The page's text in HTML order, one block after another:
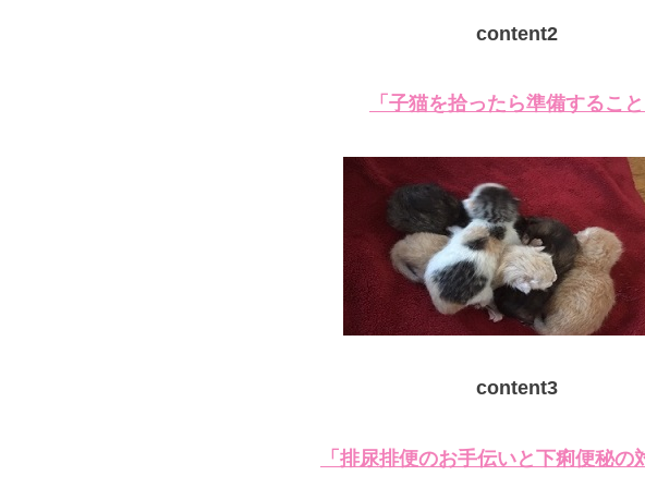
content2
「子猫を拾ったら準備すること
content3
「排尿排便のお手伝いと下痢便秘の